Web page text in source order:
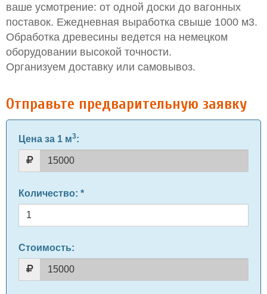
ваше усмотрение: от одной доски до вагонных
поставок. Ежедневная выработка свыше 1000 м3.
Обработка древесины ведется на немецком
оборудовании высокой точности.
Организуем доставку или самовывоз.
Отправьте предварительную заявку
Цена за 1 м3:
Количество: *
Стоимость: